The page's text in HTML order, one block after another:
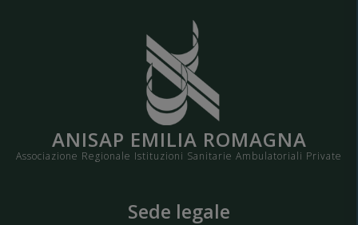
ANISAP EMILIA ROMAGNA
Associazione Regionale Istituzioni Sanitarie Ambulatoriali Private
Sede legale